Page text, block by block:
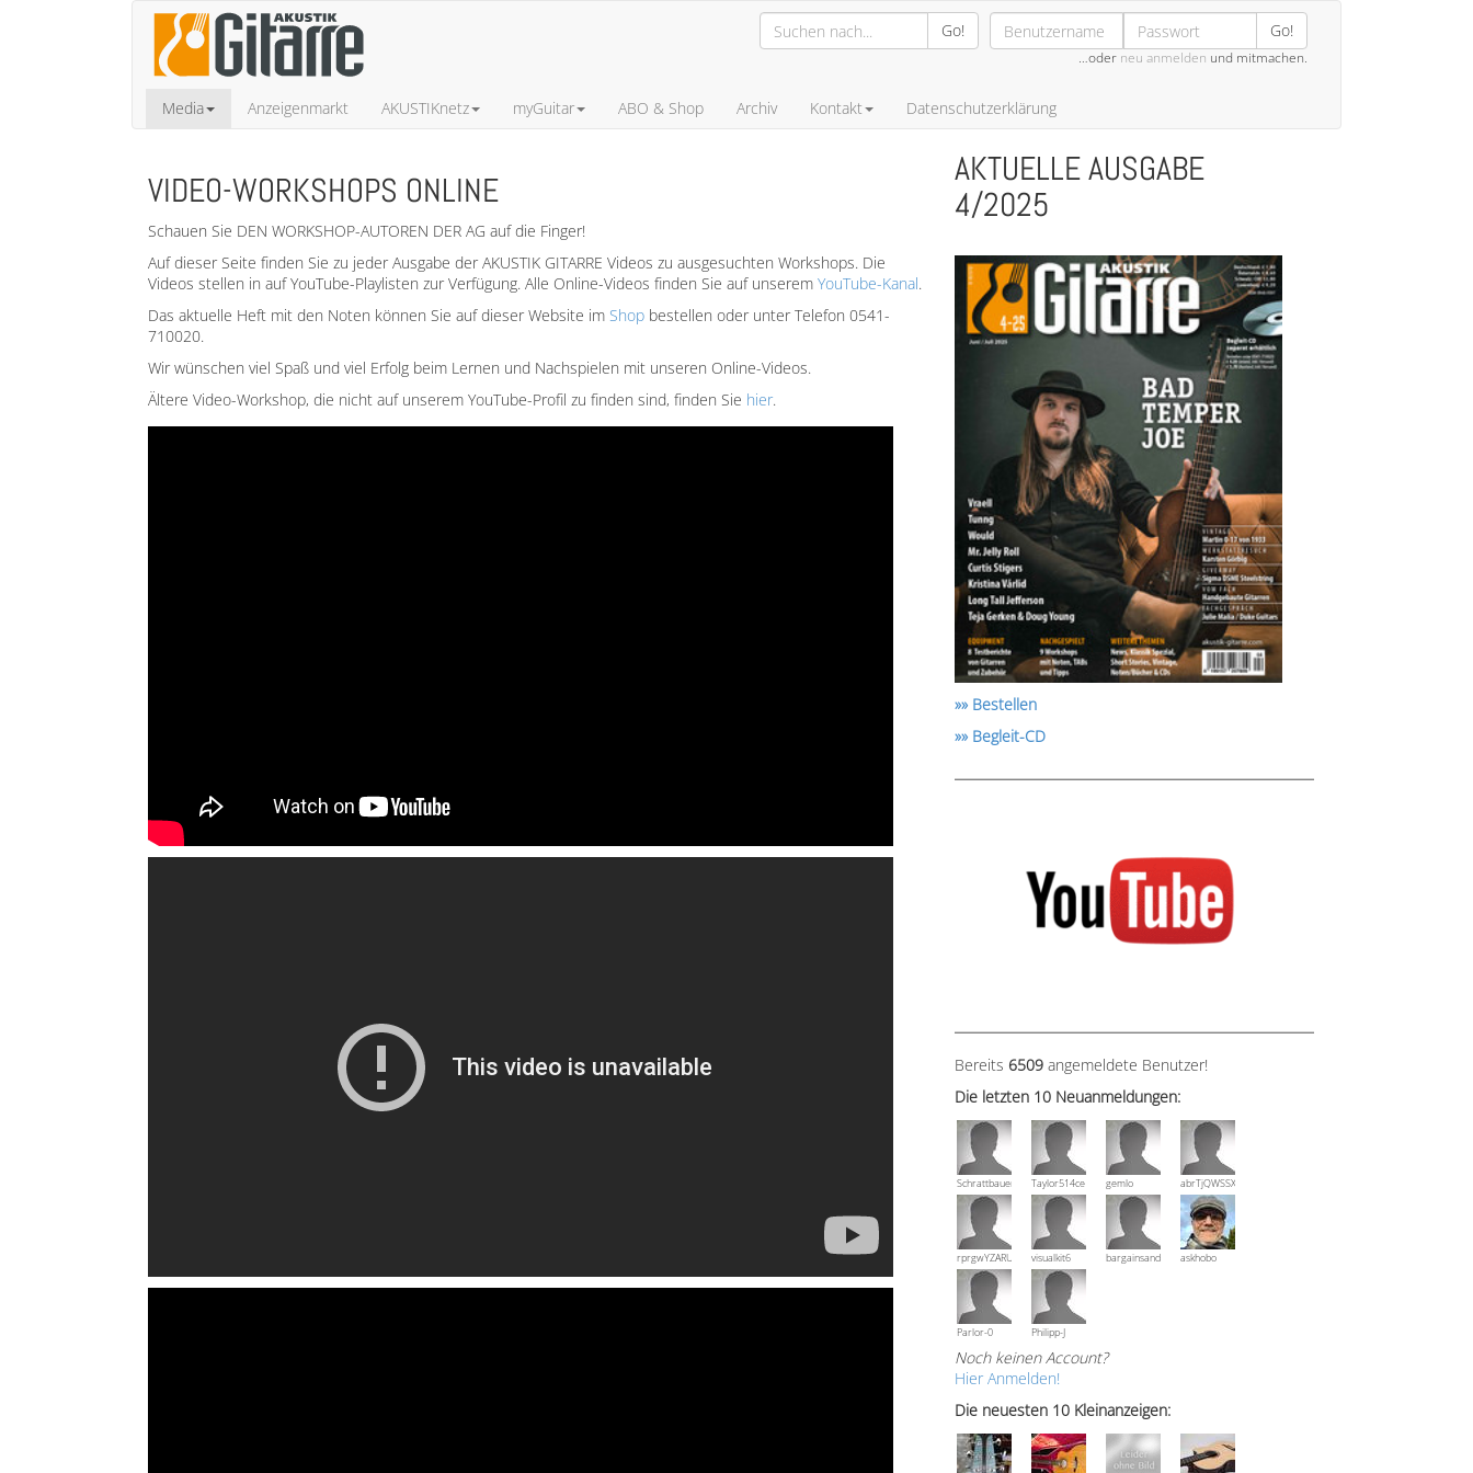
Go! Go!
…oder neu anmelden und mitmachen.
Media Anzeigenmarkt AKUSTIKnetz myGuitar ABO & Shop Archiv Kontakt Datenschutzerklärung
VIDEO-WORKSHOPS ONLINE
Schauen Sie DEN WORKSHOP-AUTOREN DER AG auf die Finger!
Auf dieser Seite finden Sie zu jeder Ausgabe der AKUSTIK GITARRE Videos zu ausgesuchten Workshops. Die
Videos stellen in auf YouTube-Playlisten zur Verfügung. Alle Online-Videos finden Sie auf unserem YouTube-Kanal.
Das aktuelle Heft mit den Noten können Sie auf dieser Website im Shop bestellen oder unter Telefon 0541-
710020.
Wir wünschen viel Spaß und viel Erfolg beim Lernen und Nachspielen mit unseren Online-Videos.
Ältere Video-Workshop, die nicht auf unserem YouTube-Profil zu finden sind, finden Sie hier.
AKTUELLE AUSGABE
4/2025
»» Bestellen
»» Begleit-CD
Bereits 6509 angemeldete Benutzer!
Die letzten 10 Neuanmeldungen:
Schrattbauer Taylor514ce gemlo abrTjQWSSXuVznPolE
rprgwYZARUTZQyCWESpD
visualkit6 bargainsandmoreaskhobo
Parlor-0 Philipp-J
Noch keinen Account?
Hier Anmelden!
Die neuesten 10 Kleinanzeigen: